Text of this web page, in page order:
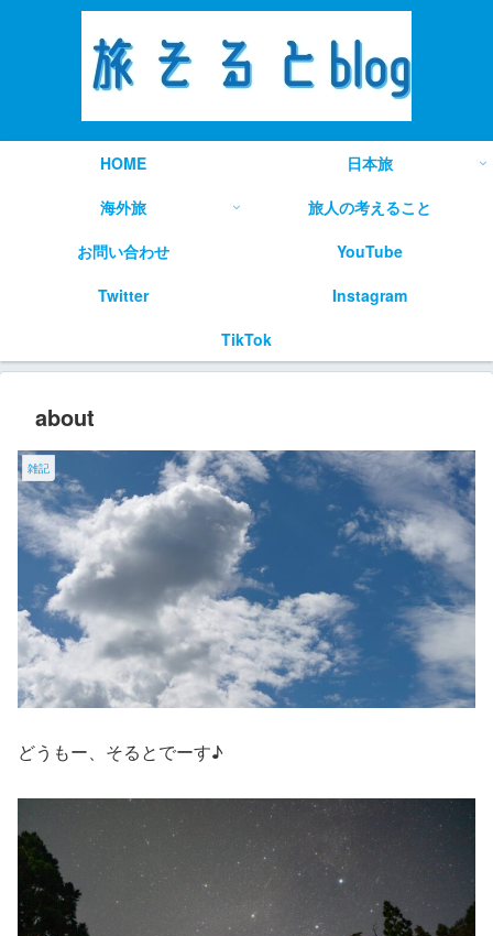
HOME
日本旅
海外旅
旅人の考えること
お問い合わせ
YouTube
Twitter
Instagram
TikTok
about
雑記
どうもー、そるとでーす♪